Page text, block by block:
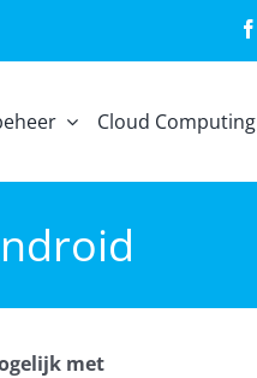
Cloud Computing
met